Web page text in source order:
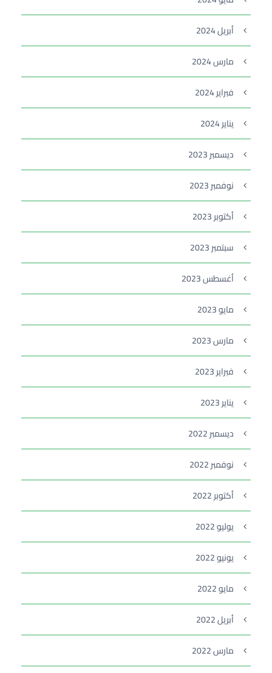
أبريل 2024
مارس 2024
فبراير 2024
يناير 2024
ديسمبر 2023
نوفمبر 2023
أكتوبر 2023
سبتمبر 2023
أغسطس 2023
مايو 2023
مارس 2023
فبراير 2023
يناير 2023
ديسمبر 2022
نوفمبر 2022
أكتوبر 2022
يوليو 2022
يونيو 2022
مايو 2022
أبريل 2022
مارس 2022